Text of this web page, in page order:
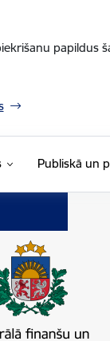
papildus
Publiskā un